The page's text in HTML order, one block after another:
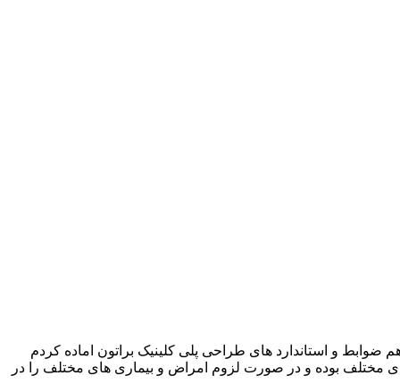
و استاندارد های طراحی پلی کلینیک براتون اماده کردم
مختلف بوده و در صورت لزوم امراض و بیماری های مختلف را در